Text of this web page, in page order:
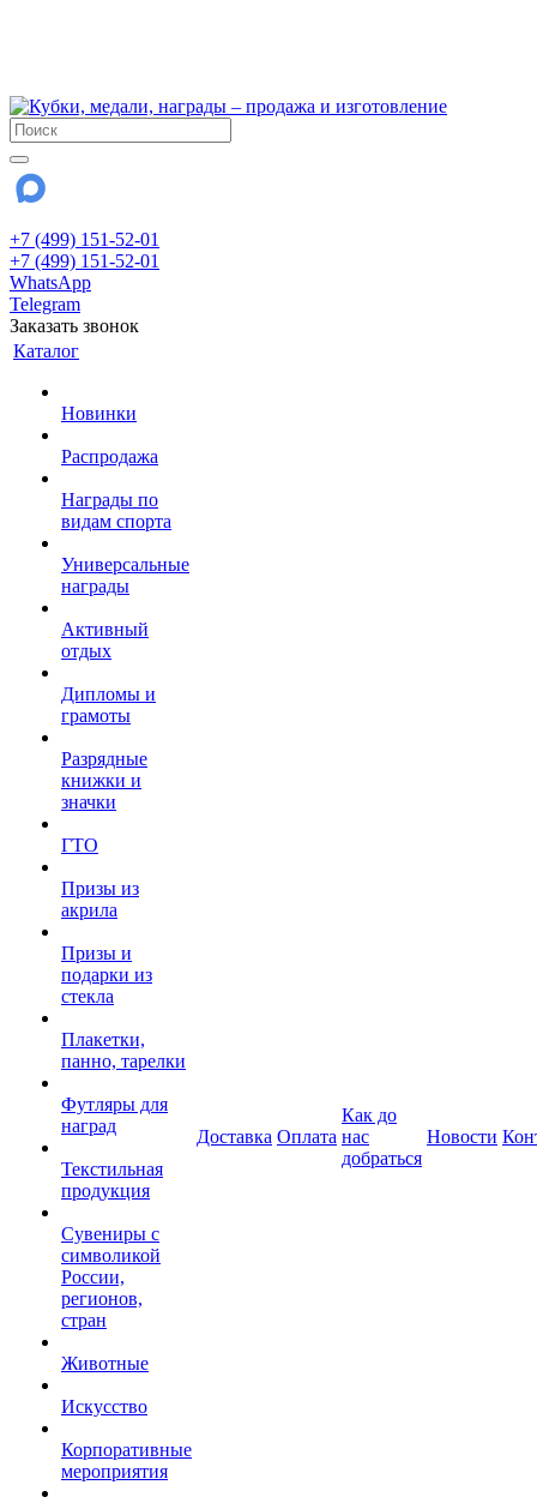
+7 (499) 151-52-01
+7 (499) 151-52-01
WhatsApp
Telegram
Заказать звонок
Каталог
Новинки
Распродажа
Награды по
видам спорта
Универсальные
награды
Активный
отдых
Дипломы и
грамоты
Разрядные
книжки и
значки
ГТО
Призы из
акрила
Призы и
подарки из
стекла
Плакетки,
панно, тарелки
Футляры для
наград
Текстильная
продукция
Сувениры с
символикой
России,
регионов,
стран
Животные
Искусство
Корпоративные
мероприятия
Доставка Оплата
Как до
нас
добраться
Новости